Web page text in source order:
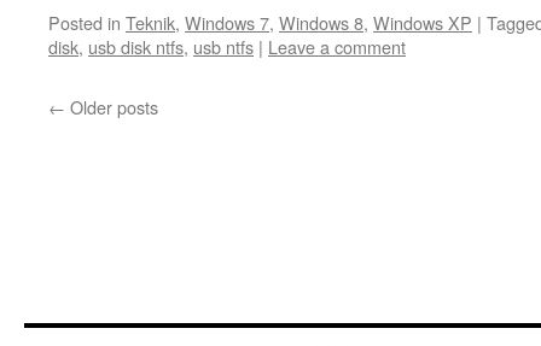
Posted in Teknik, Windows 7, Windows 8, Windows XP |
disk, usb disk ntfs, usb ntfs | Leave a comment
← Older posts